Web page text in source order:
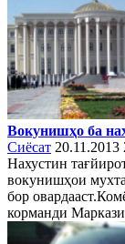
Вокунишҳо ба
Сиёсат 20.11.2013
Нахустин
вокунишҳои
бор
корманди